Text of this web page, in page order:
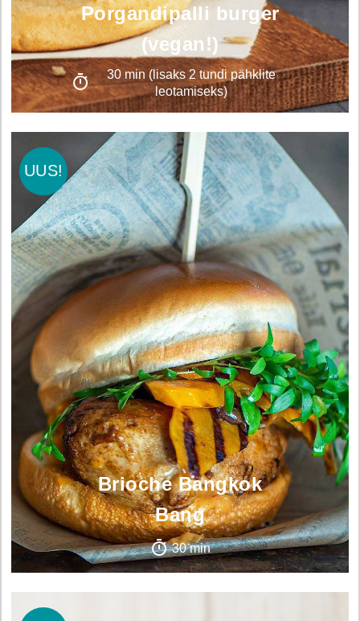
Porgandipalli burger
(vegan!)
30 min (lisaks 2 tundi pähklite
leotamiseks)
UUS!
Brioche Bangkok
Bang
30 min